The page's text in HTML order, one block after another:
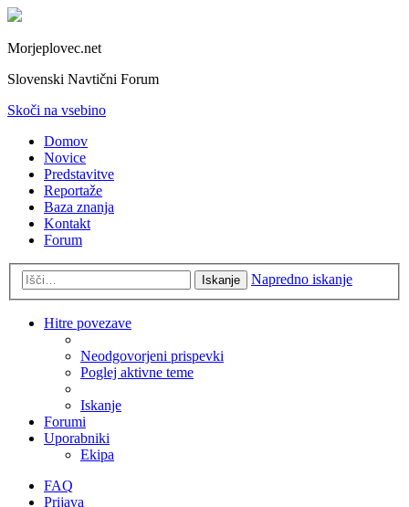
Morjeplovec.net
Slovenski Navtični Forum
Skoči na vsebino
Domov
Novice
Predstavitve
Reportaže
Baza znanja
Kontakt
Forum
Iskanje Napredno iskanje
Hitre povezave
Neodgovorjeni prispevki
Poglej aktivne teme
Iskanje
Forumi
Uporabniki
Ekipa
FAQ
Prijava